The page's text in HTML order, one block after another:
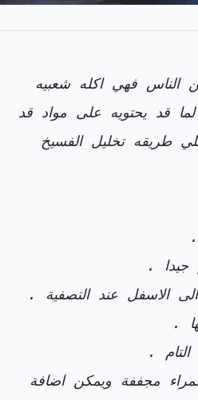
الناس فهي اكله شعبيه
قد يحتويه على مواد قد
طريقه تخليل الفسيخ
جيدا .
الاسفل عند التصفية .
.
مجففة ويمكن اضافة